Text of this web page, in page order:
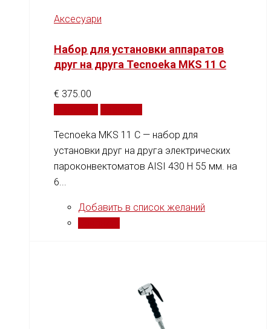
Аксесуари
Набор для установки аппаратов
друг на друга Tecnoeka MKS 11 C
€ 375.00
Tecnoeka MKS 11 C — набор для
установки друг на друга электрических
пароконвектоматов AISI 430 H 55 мм. на
6...
Добавить в список желаний